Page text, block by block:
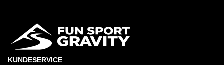
KUNDESERVICE